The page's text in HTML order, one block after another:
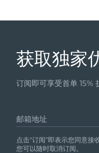
获取独家
订阅即可享受首单 15%
邮箱地址
点击“订阅”即表示您同意
您可以随时取消订阅。